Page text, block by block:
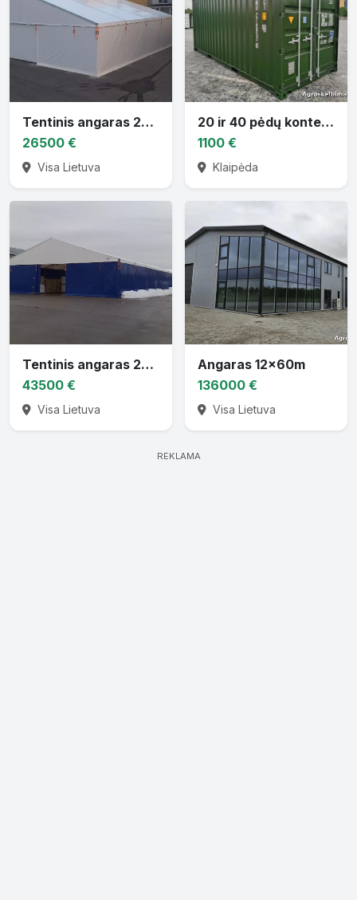
Tentinis angaras 20 x 20 x 7.7m
26500 €
Visa Lietuva
20 ir 40 pėdų konteineriai.
1100 €
Klaipėda
Tentinis angaras 20 x 40 x 8,1
43500 €
Visa Lietuva
Angaras 12x60m
136000 €
Visa Lietuva
REKLAMA